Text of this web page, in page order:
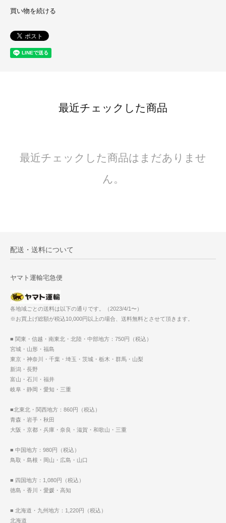
買い物を続ける
最近チェックした商品
最近チェックした商品はまだありませ
ん。
配送・送料について
ヤマト運輸宅急便
各地域ごとの送料は以下の通りです。（2023/4/1〜）
※お買上げ総額が税込10,000円以上の場合、送料無料とさせて頂きます。
■ 関東・信越・南東北・北陸・中部地方：750円（税込）
宮城・山形・福島
東京・神奈川・千葉・埼玉・茨城・栃木・群馬・山梨
新潟・長野
富山・石川・福井
岐阜・静岡・愛知・三重
■北東北・関西地方：860円（税込）
青森・岩手・秋田
大阪・京都・兵庫・奈良・滋賀・和歌山・三重
■ 中国地方：980円（税込）
鳥取・島根・岡山・広島・山口
■ 四国地方：1,080円（税込）
徳島・香川・愛媛・高知
■ 北海道・九州地方：1,220円（税込）
北海道